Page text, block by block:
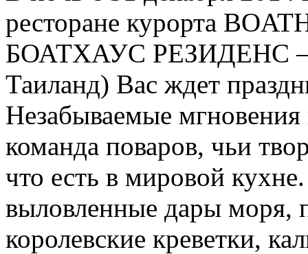
ресторане курорта
БОАТХАУС РЕЗИДЕНС –
Таиланд) Вас ждет
Незабываемые мгновения
команда поваров, чьи
что есть в мировой
выловленные дары моря,
королевские креветки,